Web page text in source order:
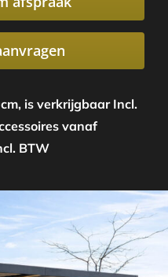
is verkrijgbaar Incl.
vanaf
BTW